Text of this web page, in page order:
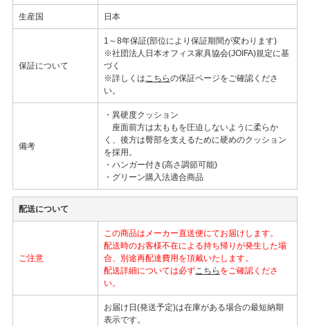
生産国 日本
保証について
1～8年保証(部位により保証期間が変わります)
※社団法人日本オフィス家具協会(JOIFA)規定に基
づく
※詳しくはこちらの保証ページをご確認くださ
い。
備考
・異硬度クッション
座面前方は太ももを圧迫しないように柔らか
く、後方は臀部を支えるために硬めのクッション
を採用。
・ハンガー付き(高さ調節可能)
・グリーン購入法適合商品
配送について
ご注意
この商品はメーカー直送便にてお届けします。
配送時のお客様不在による持ち帰りが発生した場
合、別途再配達費用を頂戴いたします。
配送詳細については必ずこちら をご確認くださ
い。
お届け日(発送予定)は在庫がある場合の最短納期
表示です。